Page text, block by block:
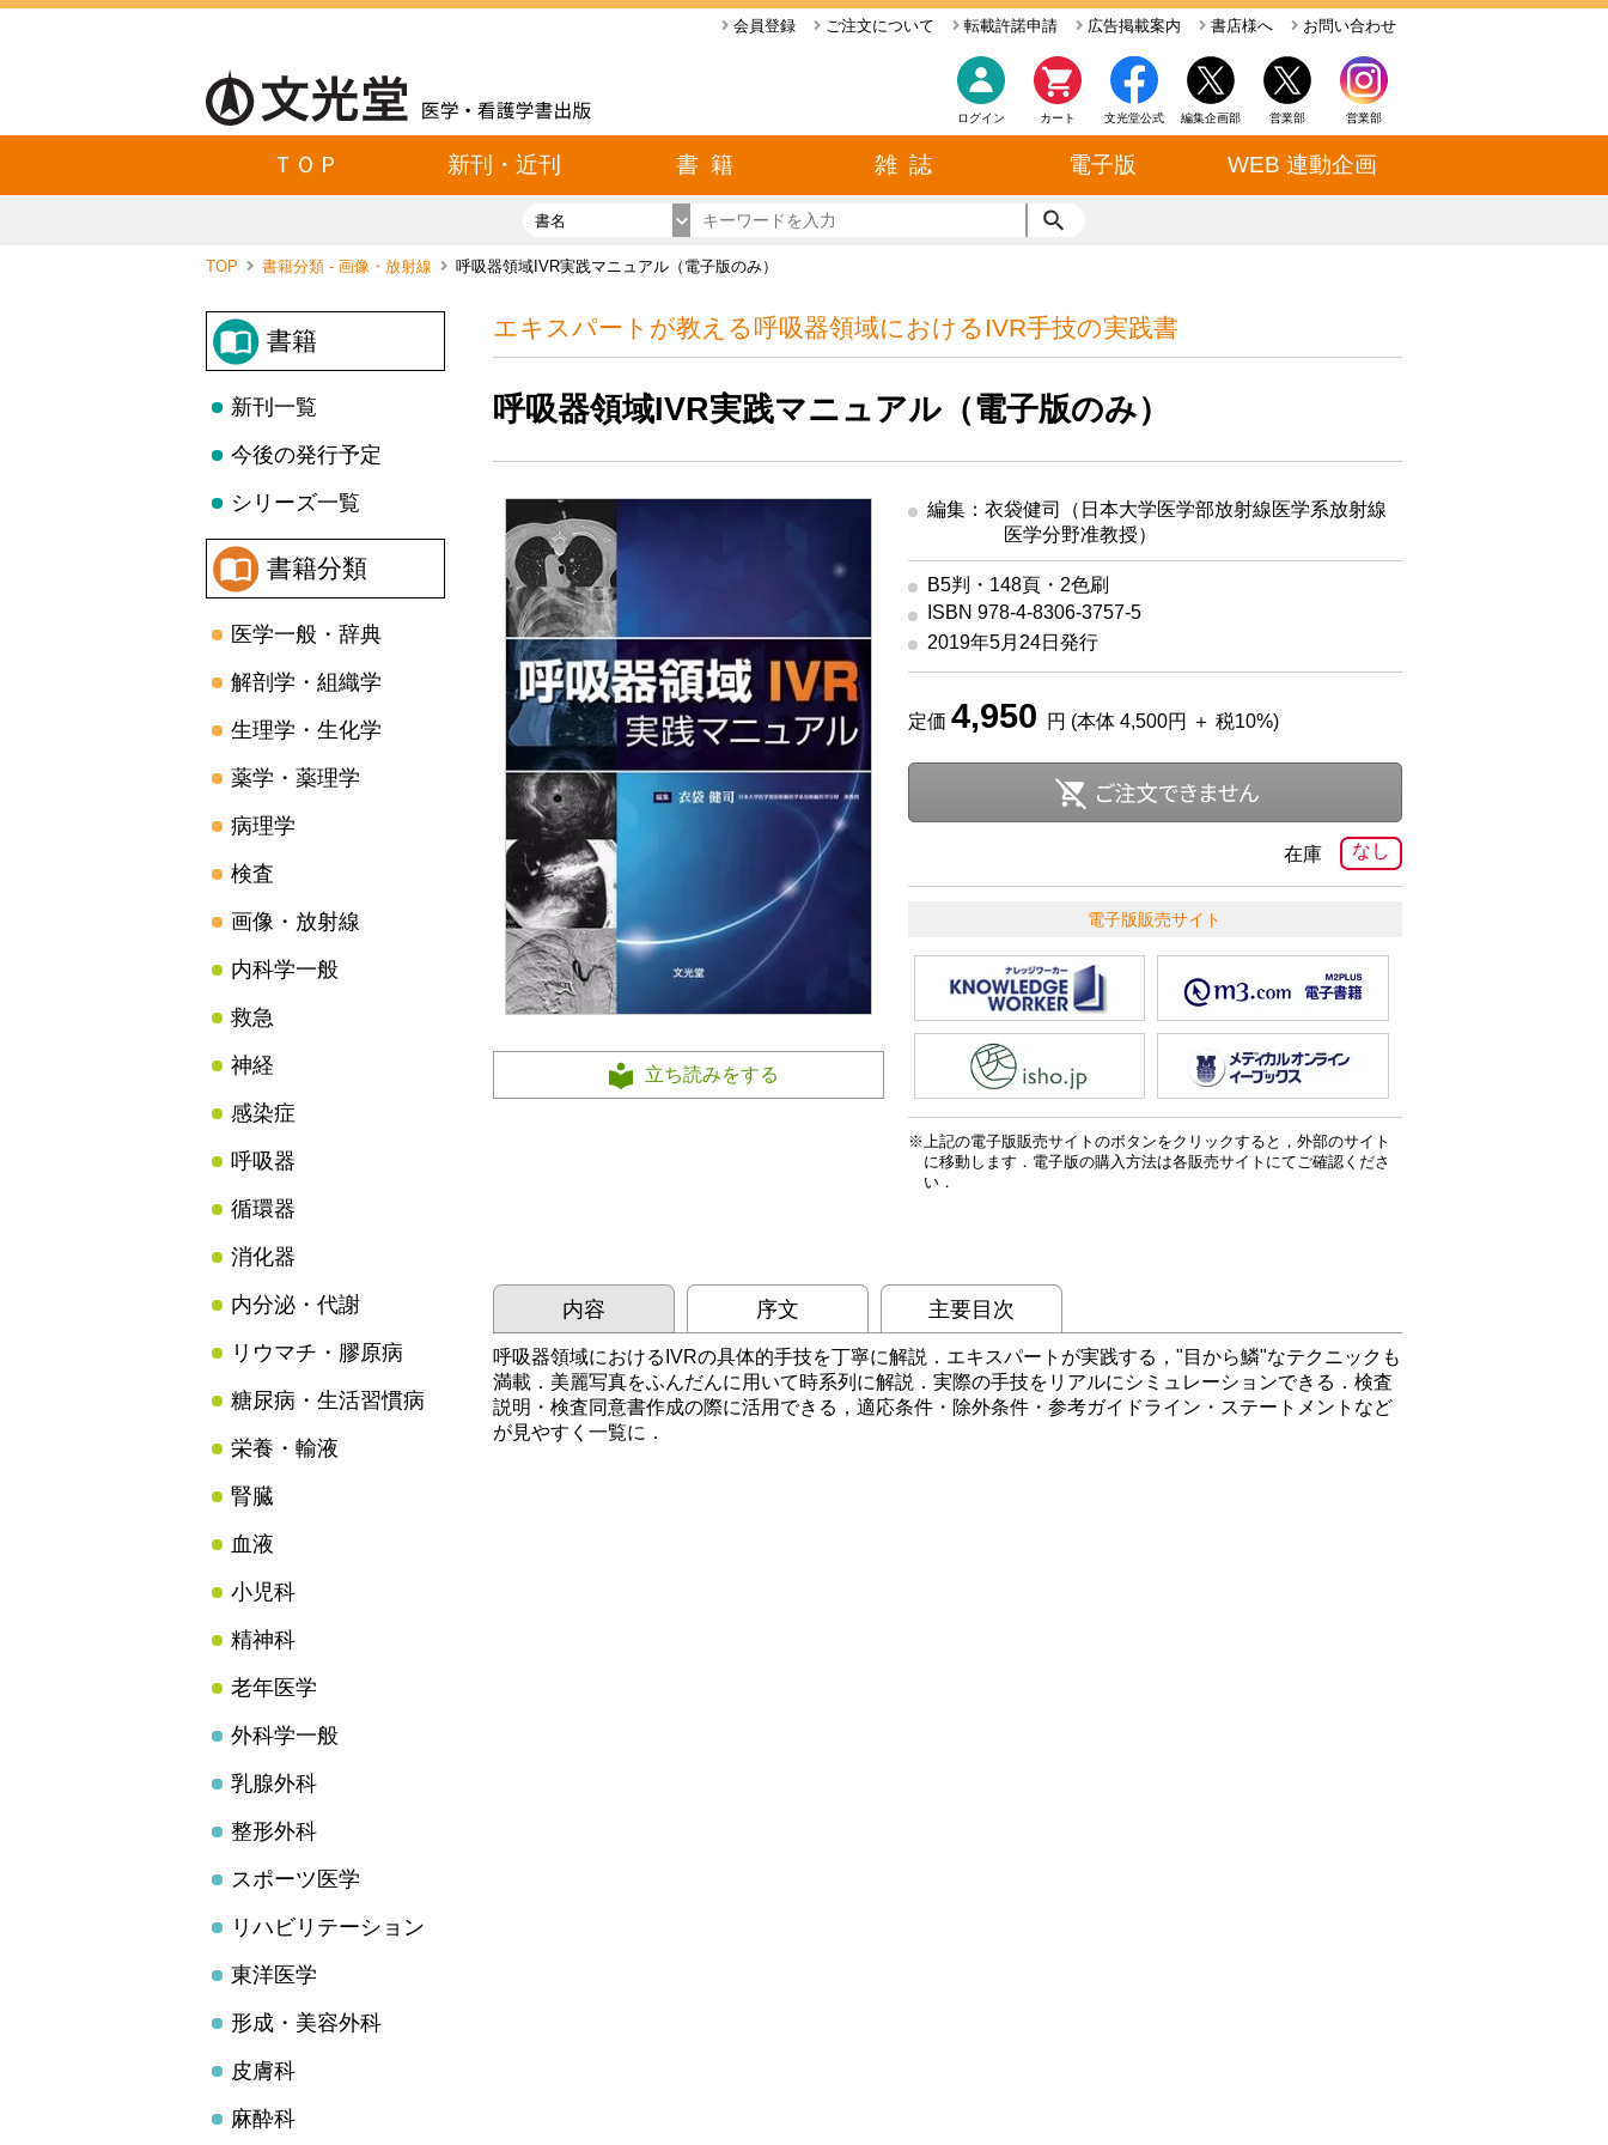
お問い合わせ
書店様へ
広告掲載案内
転載許諾申請
ご注文について
会員登録
営業部
営業部
編集企画部
文光堂公式
カート
ログイン
ＴＯＰ 新刊・近刊 書 籍 雑 誌 電子版 WEB 連動企画
書名
TOP 書籍分類 - 画像・放射線 呼吸器領域IVR実践マニュアル（電子版のみ）
書籍
新刊一覧
今後の発行予定
シリーズ一覧
書籍分類
医学一般・辞典
解剖学・組織学
生理学・生化学
薬学・薬理学
病理学
検査
画像・放射線
内科学一般
救急
神経
感染症
呼吸器
循環器
消化器
内分泌・代謝
リウマチ・膠原病
糖尿病・生活習慣病
栄養・輸液
腎臓
血液
小児科
精神科
老年医学
外科学一般
乳腺外科
整形外科
スポーツ医学
リハビリテーション
東洋医学
形成・美容外科
皮膚科
麻酔科
エキスパートが教える呼吸器領域におけるIVR手技の実践書
呼吸器領域IVR実践マニュアル（電子版のみ）
立ち読みをする
編集：衣袋健司（日本大学医学部放射線医学系放射線
医学分野准教授）
B5判・148頁・2色刷
ISBN 978-4-8306-3757-5
2019年5月24日発行
定価 4,950 円 (本体 4,500円 ＋ 税10%)
なし
在庫
電子版販売サイト
上記の電子版販売サイトのボタンをクリックすると，外部のサイト
に移動します．電子版の購入方法は各販売サイトにてご確認くださ
い．
内容 序文 主要目次
呼吸器領域におけるIVRの具体的手技を丁寧に解説．エキスパートが実践する，"目から鱗"なテクニックも
満載．美麗写真をふんだんに用いて時系列に解説．実際の手技をリアルにシミュレーションできる．検査
説明・検査同意書作成の際に活用できる，適応条件・除外条件・参考ガイドライン・ステートメントなど
が見やすく一覧に．